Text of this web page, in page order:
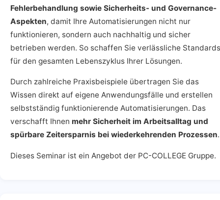
Fehlerbehandlung sowie Sicherheits- und Governance-
Aspekten, damit Ihre Automatisierungen nicht nur
funktionieren, sondern auch nachhaltig und sicher
betrieben werden. So schaffen Sie verlässliche Standards
für den gesamten Lebenszyklus Ihrer Lösungen.
Durch zahlreiche Praxisbeispiele übertragen Sie das
Wissen direkt auf eigene Anwendungsfälle und erstellen
selbstständig funktionierende Automatisierungen. Das
verschafft Ihnen mehr Sicherheit im Arbeitsalltag und
spürbare Zeitersparnis bei wiederkehrenden Prozessen.
Dieses Seminar ist ein Angebot der PC-COLLEGE Gruppe.